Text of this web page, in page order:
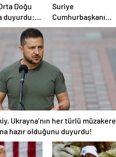
Doğu
duyurdu:
Boeing
200 milyar
anlaşma
Suriye
Cumhurbaşkanı
Şara’dan Başkan
Ukrayna’nın her türlü müzakere
hazır olduğunu duyurdu!